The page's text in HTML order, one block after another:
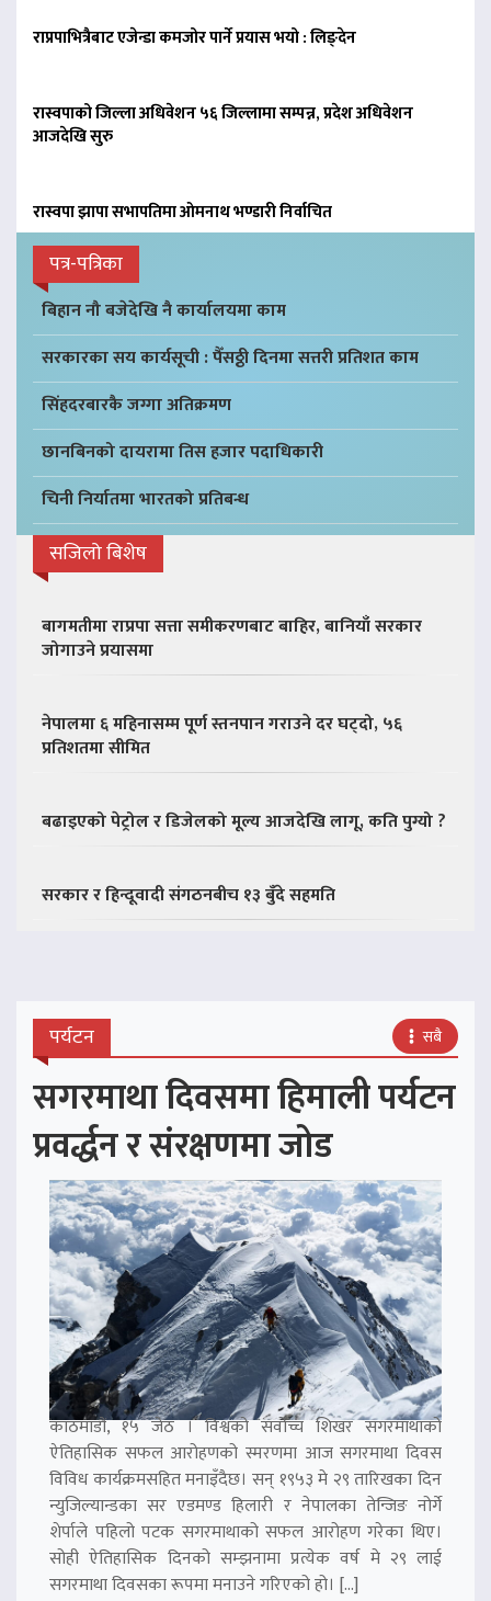
राप्रपाभित्रैबाट एजेन्डा कमजोर पार्ने प्रयास भयो : लिङ्देन
रास्वपाको जिल्ला अधिवेशन ५६ जिल्लामा सम्पन्न, प्रदेश अधिवेशन
आजदेखि सुरु
रास्वपा झापा सभापतिमा ओमनाथ भण्डारी निर्वाचित
पत्र-पत्रिका
बिहान नौ बजेदेखि नै कार्यालयमा काम
सरकारका सय कार्यसूची : पैँसठ्ठी दिनमा सत्तरी प्रतिशत काम
सिंहदरबारकै जग्गा अतिक्रमण
छानबिनको दायरामा तिस हजार पदाधिकारी
चिनी निर्यातमा भारतको प्रतिबन्ध
सजिलो बिशेष
बागमतीमा राप्रपा सत्ता समीकरणबाट बाहिर, बानियाँ सरकार
जोगाउने प्रयासमा
नेपालमा ६ महिनासम्म पूर्ण स्तनपान गराउने दर घट्दो, ५६
प्रतिशतमा सीमित
बढाइएको पेट्रोल र डिजेलको मूल्य आजदेखि लागू, कति पुग्यो ?
सरकार र हिन्दूवादी संगठनबीच १३ बुँदे सहमति
पर्यटन सबै
सगरमाथा दिवसमा हिमाली पर्यटन
प्रवर्द्धन र संरक्षणमा जोड
काठमाडौं, १५ जेठ । विश्वको सर्वोच्च शिखर सगरमाथाको
ऐतिहासिक सफल आरोहणको स्मरणमा आज सगरमाथा दिवस
विविध कार्यक्रमसहित मनाइँदैछ। सन् १९५३ मे २९ तारिखका दिन
न्युजिल्यान्डका सर एडमण्ड हिलारी र नेपालका तेन्जिङ नोर्गे
शेर्पाले पहिलो पटक सगरमाथाको सफल आरोहण गरेका थिए।
सोही ऐतिहासिक दिनको सम्झनामा प्रत्येक वर्ष मे २९ लाई
सगरमाथा दिवसका रूपमा मनाउने गरिएको हो। […]